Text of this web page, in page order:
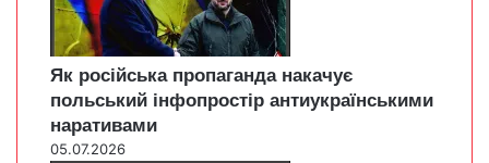
Як російська пропаганда накачує
польський інфопростір антиукраїнськими
наративами
05.07.2026